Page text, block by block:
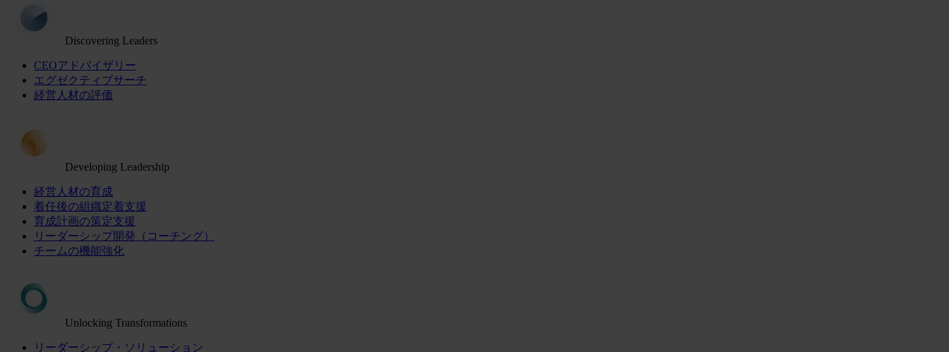
Discovering Leaders
CEOアドバイザリー
エグゼクティブサーチ
経営人材の評価
Developing Leadership
経営人材の育成
着任後の組織定着支援
育成計画の策定支援
リーダーシップ開発（コーチング）
チームの機能強化
Unlocking Transformations
リーダーシップ・ソリューション